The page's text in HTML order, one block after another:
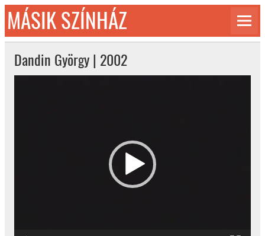
Skip
content
MÁSIK SZÍNHÁZ
© 1992-2026
Dandin György | 2002